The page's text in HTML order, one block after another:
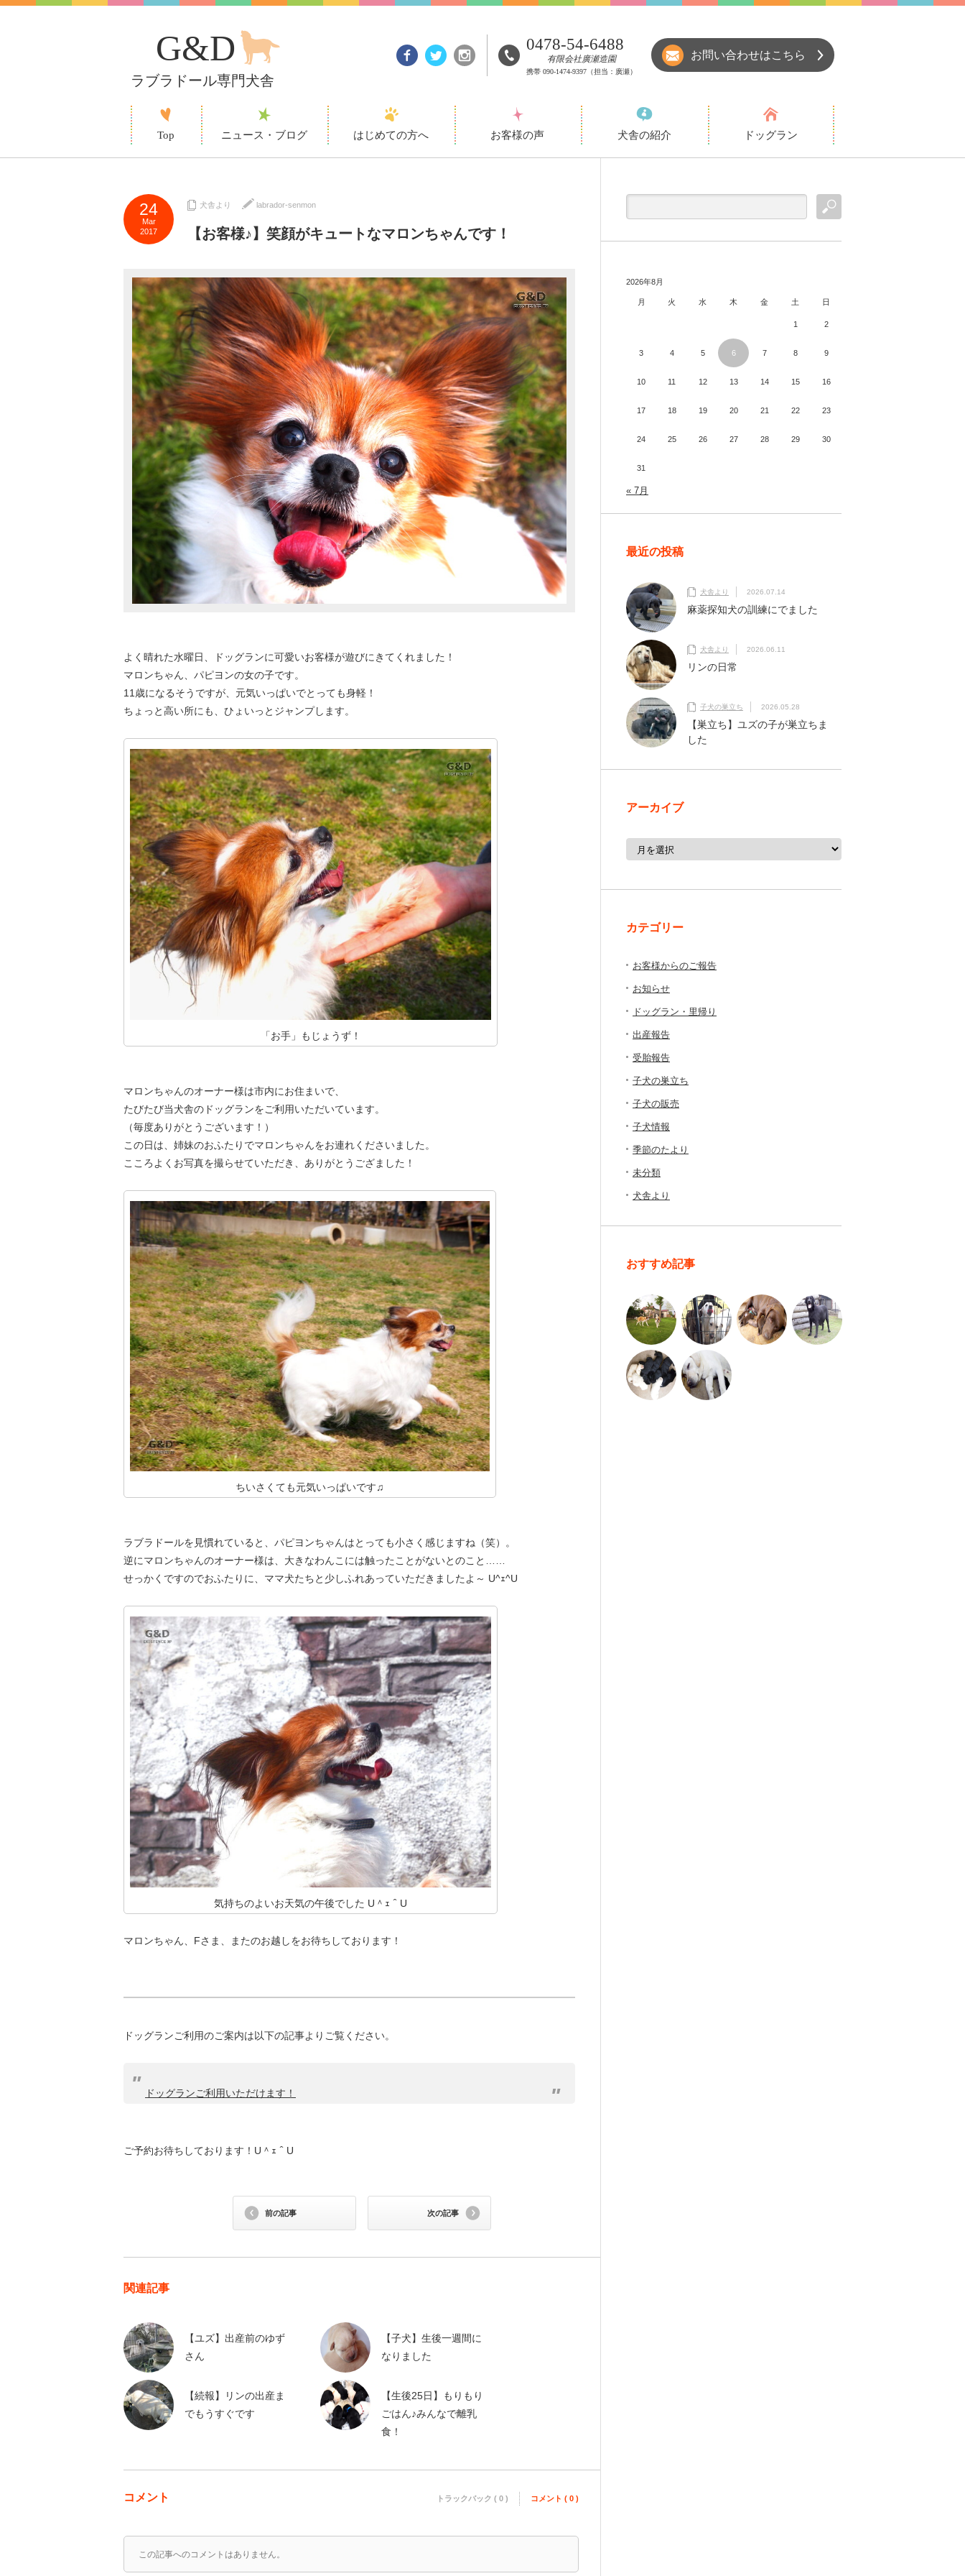
G&D
ラブラドール専門犬舎
0478-54-6488
有限会社廣瀬造園
携帯 090-1474-9397 （担当：廣瀬）
お問い合わせはこちら
Top ニュース・ブログ はじめての方へ お客様の声 犬舎の紹介 ドッグラン
24
Mar
2017
犬舎より labrador-senmon
【お客様♪】笑顔がキュートなマロンちゃんです！
よく晴れた水曜日、ドッグランに可愛いお客様が遊びにきてくれました！
マロンちゃん、パピヨンの女の子です。
11歳になるそうですが、元気いっぱいでとっても身軽！
ちょっと高い所にも、ひょいっとジャンプします。
「お手」もじょうず！
マロンちゃんのオーナー様は市内にお住まいで、
たびたび当犬舎のドッグランをご利用いただいています。
（毎度ありがとうございます！）
この日は、姉妹のおふたりでマロンちゃんをお連れくださいました。
こころよくお写真を撮らせていただき、ありがとうござました！
ちいさくても元気いっぱいです♫
ラブラドールを見慣れていると、パピヨンちゃんはとっても小さく感じますね（笑）。
逆にマロンちゃんのオーナー様は、大きなわんこには触ったことがないとのこと……
せっかくですのでおふたりに、ママ犬たちと少しふれあっていただきましたよ～ U^ｪ^U
気持ちのよいお天気の午後でした U＾ｪ＾U
マロンちゃん、Fさま、またのお越しをお待ちしております！
ドッグランご利用のご案内は以下の記事よりご覧ください。
ドッグランご利用いただけます！
ご予約お待ちしております！U＾ｪ＾U
前の記事 次の記事
関連記事
【ユズ】出産前のゆず
さん
【子犬】生後一週間に
なりました
【続報】リンの出産ま
でもうすぐです
【生後25日】もりもり
ごはん♪みんなで離乳
食！
コメント トラックバック ( 0 ) コメント ( 0 )
この記事へのコメントはありません。
2026年8月
月 火 水 木 金 土 日
1 2
3 4 5 6 7 8 9
10 11 12 13 14 15 16
17 18 19 20 21 22 23
24 25 26 27 28 29 30
31
« 7月
最近の投稿
犬舎より 2026.07.14
麻薬探知犬の訓練にでました
犬舎より 2026.06.11
リンの日常
子犬の巣立ち 2026.05.28
【巣立ち】ユズの子が巣立ちま
した
アーカイブ
カテゴリー
お客様からのご報告
お知らせ
ドッグラン・里帰り
出産報告
受胎報告
子犬の巣立ち
子犬の販売
子犬情報
季節のたより
未分類
犬舎より
おすすめ記事